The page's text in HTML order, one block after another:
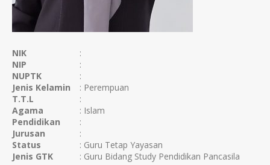
NIK
:
NIP
:
NUPTK
:
Jenis Kelamin
: Perempuan
T.T.L
:
Agama
: Islam
Pendidikan
:
Jurusan
:
Status
: Guru Tetap Yayasan
Jenis GTK
: Guru Bidang Study Pendidikan Pancasila